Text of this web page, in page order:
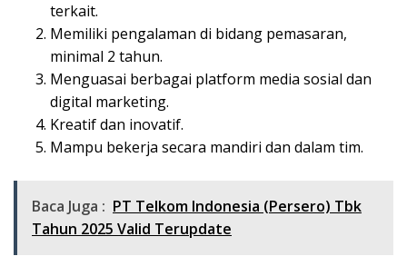
terkait.
Memiliki pengalaman di bidang pemasaran,
minimal 2 tahun.
Menguasai berbagai platform media sosial dan
digital marketing.
Kreatif dan inovatif.
Mampu bekerja secara mandiri dan dalam tim.
Baca Juga : PT Telkom Indonesia (Persero) Tbk
Tahun 2025 Valid Terupdate